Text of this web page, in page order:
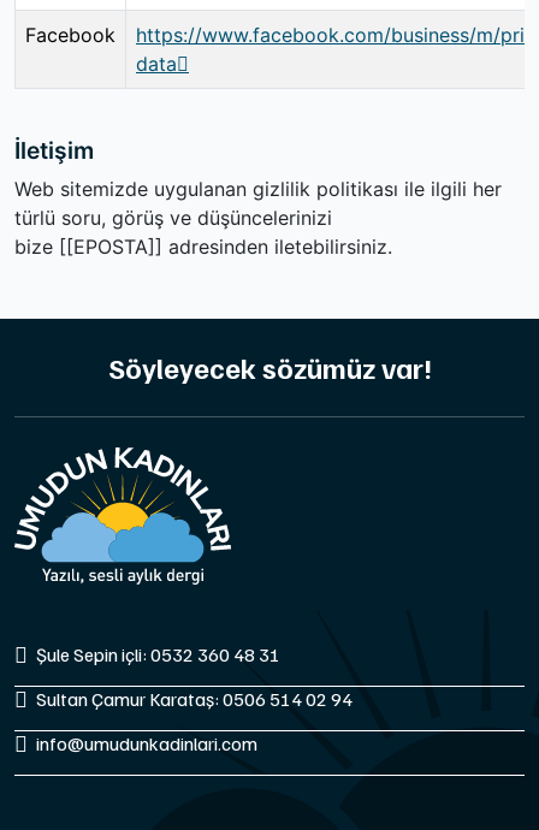
Facebook
https://www.facebook.com/business/m/
data
İletişim
Web sitemizde uygulanan gizlilik politikası ile ilgili her
türlü soru, görüş ve düşüncelerinizi
bize [[EPOSTA]] adresinden iletebilirsiniz.
Söyleyecek sözümüz var!
Şule Sepin içli: 0532 360 48 31
Sultan Çamur Karataş: 0506 514 02 94
info@umudunkadinlari.com